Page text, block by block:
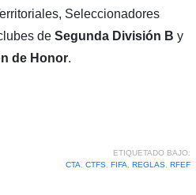
Seleccionadores
de Segunda División B y
de Honor.
ETIQUETADO BAJO:
CTA
CTFS, FIFA REGLAS, RFEF